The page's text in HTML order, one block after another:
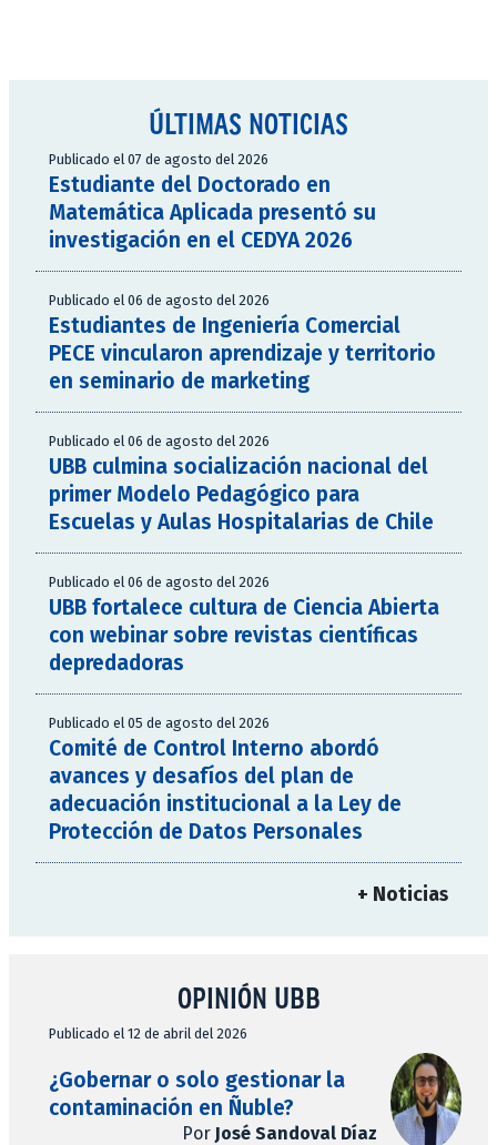
ÚLTIMAS NOTICIAS
Publicado el 07 de agosto del 2026
Estudiante del Doctorado en
Matemática Aplicada presentó su
investigación en el CEDYA 2026
Publicado el 06 de agosto del 2026
Estudiantes de Ingeniería Comercial
PECE vincularon aprendizaje y territorio
en seminario de marketing
Publicado el 06 de agosto del 2026
UBB culmina socialización nacional del
primer Modelo Pedagógico para
Escuelas y Aulas Hospitalarias de Chile
Publicado el 06 de agosto del 2026
UBB fortalece cultura de Ciencia Abierta
con webinar sobre revistas científicas
depredadoras
Publicado el 05 de agosto del 2026
Comité de Control Interno abordó
avances y desafíos del plan de
adecuación institucional a la Ley de
Protección de Datos Personales
+ Noticias
OPINIÓN UBB
Publicado el 12 de abril del 2026
¿Gobernar o solo gestionar la
contaminación en Ñuble?
Por José Sandoval Díaz